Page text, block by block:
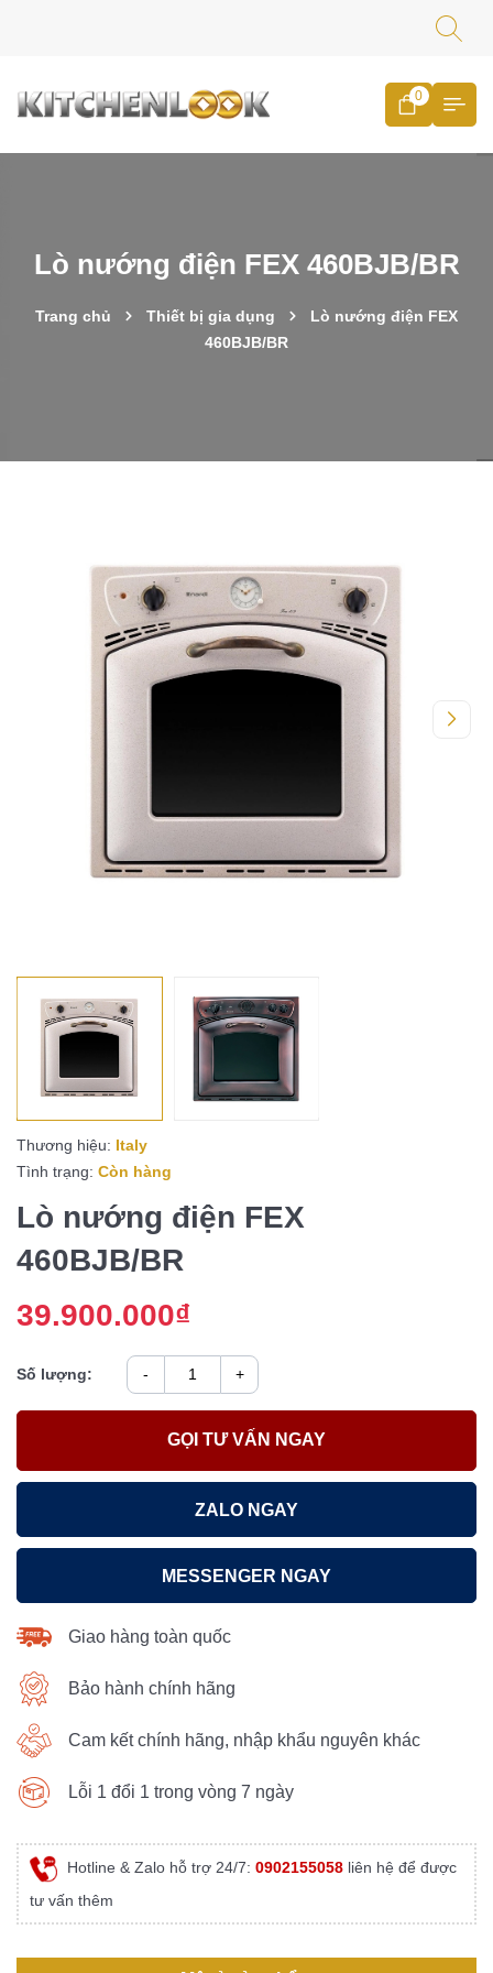
0
Lò nướng điện FEX 460BJB/BR
Trang chủ Thiết bị gia dụng
Lò nướng điện FEX
460BJB/BR
Thương hiệu: Italy
Tình trạng: Còn hàng
Lò nướng điện FEX
460BJB/BR
39.900.000₫
Số lượng: - +
GỌI TƯ VẤN NGAY
ZALO NGAY
MESSENGER NGAY
Giao hàng toàn quốc
Bảo hành chính hãng
Cam kết chính hãng, nhập khẩu nguyên khác
Lỗi 1 đổi 1 trong vòng 7 ngày
Hotline & Zalo hỗ trợ 24/7: 0902155058 liên hệ để được
tư vấn thêm